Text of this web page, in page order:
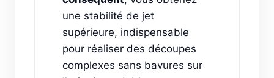
une stabilité de jet
supérieure, indispensable
pour réaliser des découpes
complexes sans bavures sur